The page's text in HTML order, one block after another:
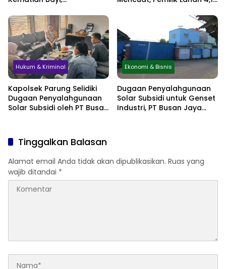
hingga Simpan Jasad di
Lemari
Perlindungan Hukum
Hukum & Kriminal
Kapolsek Parung Selidiki
Dugaan Penyalahgunaan
Solar Subsidi oleh PT Busan
Ekonomi & Bisnis
Dugaan Penyalahgunaan
Solar Subsidi untuk Genset
Industri, PT Busan Jaya
Tinggalkan Balasan
Alamat email Anda tidak akan dipublikasikan. Ruas yang
wajib ditandai *